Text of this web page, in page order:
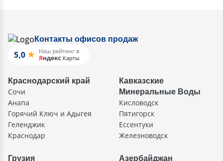
Контакты офисов продаж
Краснодарский край
Сочи
Анапа
Горячий Ключ и Адыгея
Геленджик
Краснодар
Кавказские
Минеральные Воды
Кисловодск
Пятигорск
Ессентуки
Железноводск
Грузия Азербайджан